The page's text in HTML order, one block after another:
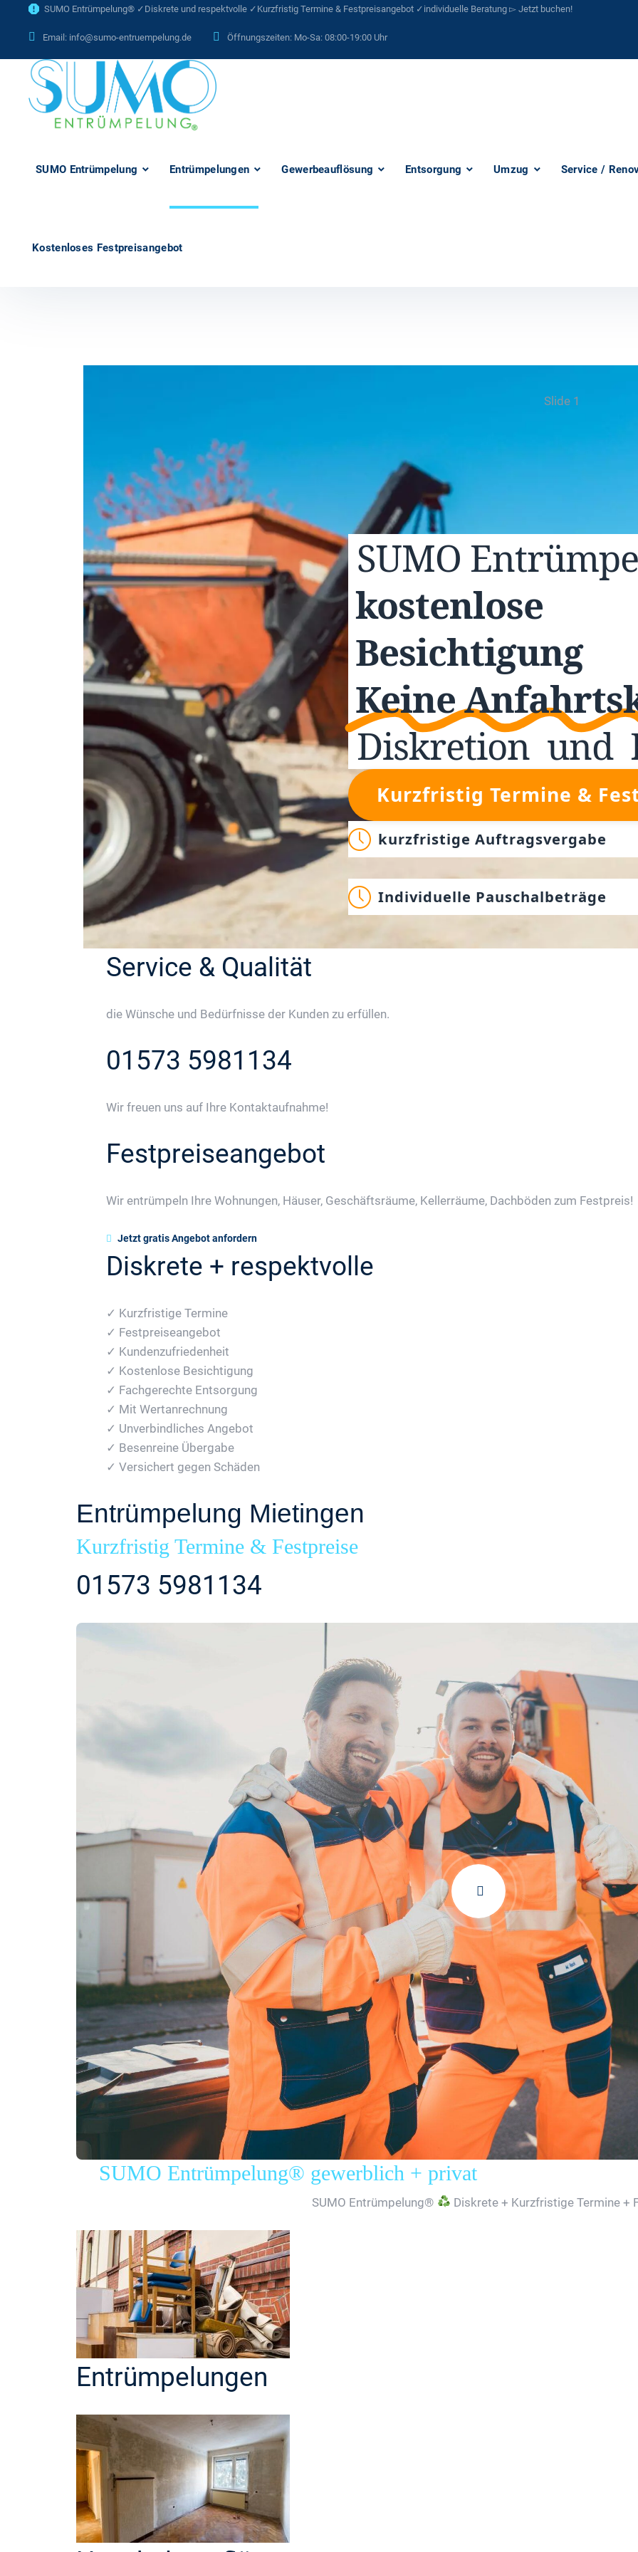
SUMO Entrümpelung® ✓Diskrete und respektvolle ✓Kurzfristig Termine & Festpreisangebot ✓individuelle Beratung ▻ Jetzt buchen!
Email: info@sumo-entruempelung.de Öffnungszeiten: Mo-Sa: 08:00-19:00 Uhr
SUMO Entrümpelung Entrümpelungen Gewerbeauflösung Entsorgung Umzug Service /
Kostenloses Festpreisangebot
Slide 1
SUMO
kostenlose
Besichtigung
Keine
Diskretion und
Kurzfristig Termine &
kurzfristige Auftragsvergabe
Individuelle Pauschalbeträge
Service & Qualität
die Wünsche und Bedürfnisse der Kunden zu erfüllen.
01573 5981134
Wir freuen uns auf Ihre Kontaktaufnahme!
Festpreiseangebot
Wir entrümpeln Ihre Wohnungen, Häuser, Geschäftsräume, Kellerräume, Dachböden zum Festpreis!
Jetzt gratis Angebot anfordern
Diskrete + respektvolle
✓ Kurzfristige Termine
✓ Festpreiseangebot
✓ Kundenzufriedenheit
✓ Kostenlose Besichtigung
✓ Fachgerechte Entsorgung
✓ Mit Wertanrechnung
✓ Unverbindliches Angebot
✓ Besenreine Übergabe
✓ Versichert gegen Schäden
Entrümpelung Mietingen
Kurzfristig Termine & Festpreise
01573 5981134
SUMO Entrümpelung® gewerblich + privat
SUMO Entrümpelung® Diskrete + Kurzfristige Termine +
Entrümpelungen